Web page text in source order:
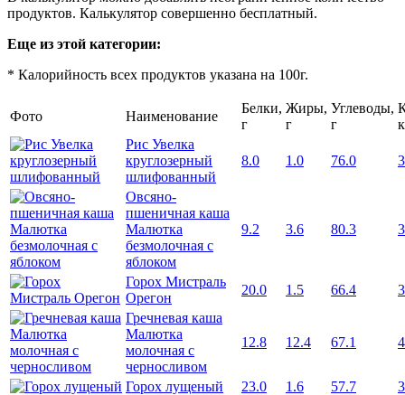
продуктов. Калькулятор совершенно бесплатный.
Еще из этой категории:
* Калорийность всех продуктов указана на 100г.
Фото Наименование
Белки,
г
Жиры,
г
Углеводы,
г
Рис Увелка
круглозерный
шлифованный
8.0 1.0 76.0
Овсяно-
пшеничная каша
Малютка
безмолочная с
яблоком
9.2 3.6 80.3
Горох Мистраль
Орегон
20.0 1.5 66.4
Гречневая каша
Малютка
молочная с
черносливом
12.8 12.4 67.1
Горох лущеный 23.0 1.6 57.7